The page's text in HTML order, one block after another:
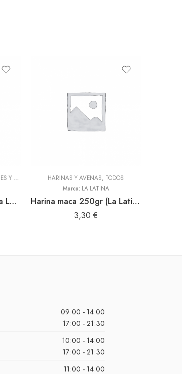
ADEREZOS, PASTAS, SAZONADORES Y CONDIMENTOS ,TODOS
Canela en rama 50gr (La Latina)
HARINAS Y AVENAS, TODOS
Marca: LA LATINA
Harina maca 250gr (La Latina)
3,30 €
09:00 - 14:00
17:00 - 21:30
10:00 - 14:00
17:00 - 21:30
11:00 - 14:00